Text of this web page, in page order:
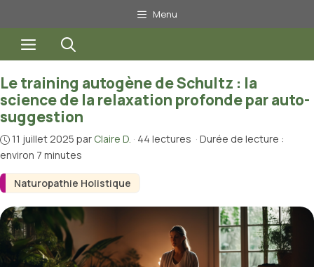
au
contenu
Menu
Menu
Naturopathie Holistique
Le training autogène de Schultz : la
science de la relaxation profonde par auto-
suggestion
11 juillet 2025 par Claire D. · 44 lectures · Durée de lecture :
environ 7 minutes